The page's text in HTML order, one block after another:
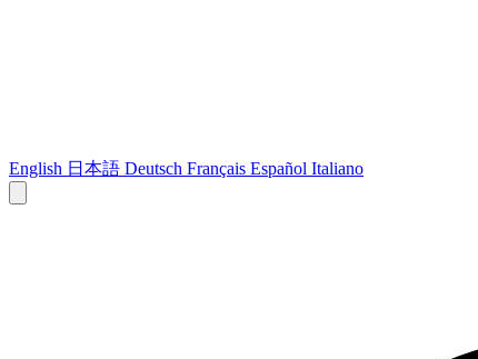
English 日本語 Deutsch Français Español Italiano